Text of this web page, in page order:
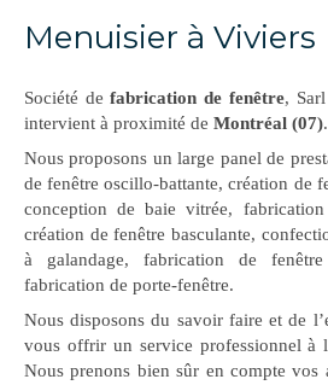
Menuisier à Viviers
Société defabrication de fenêtre,
intervient à proximité de Montréal (07).
Nous proposons un large panel de
de fenêtre oscillo-battante, création de
conception de baie vitrée,
création de fenêtre basculante,
à galandage, fabrication de
fabrication de porte-fenêtre.
Nous disposons du savoir faire et de
vous offrir un service professionnel à
Nous prenons bien sûr en compte vos